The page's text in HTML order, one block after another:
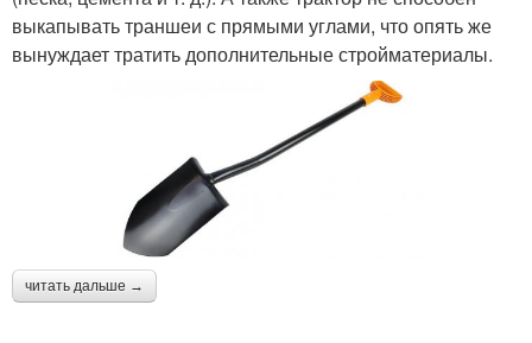
выкапывать траншеи с прямыми углами, что опять же
вынуждает тратить дополнительные стройматериалы.
читать дальше →